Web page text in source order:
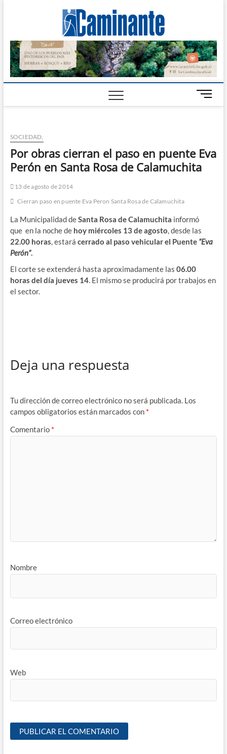
Digital
CALAMUCHITA
B
o
d
e
m
SOCIEDAD,
Por obras cierran el paso en puente Eva
Perón en Santa Rosa de Calamuchita
13 de agosto de 2014
Cierran paso en puente Eva Peron Santa Rosa de Calamuchita
La Municipalidad deSanta Rosa de Calamuchita informó
que en la noche de hoy miércoles 13 de agosto, desde las
22.00 horas, estará cerrado al paso vehicular el Puente “Eva
Perón”.
El corte se extenderá hasta aproximadamente las 06.00
horas del día jueves 14. El mismo se producirá por trabajos en
el sector.
Deja una respuesta
Tu dirección de correo electrónico no será publicada. Los
campos obligatorios están marcados con *
Comentario *
Nombre
Correo electrónico
Web